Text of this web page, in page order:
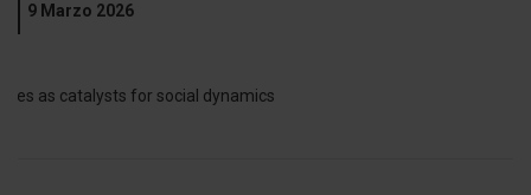
9 Marzo 2026